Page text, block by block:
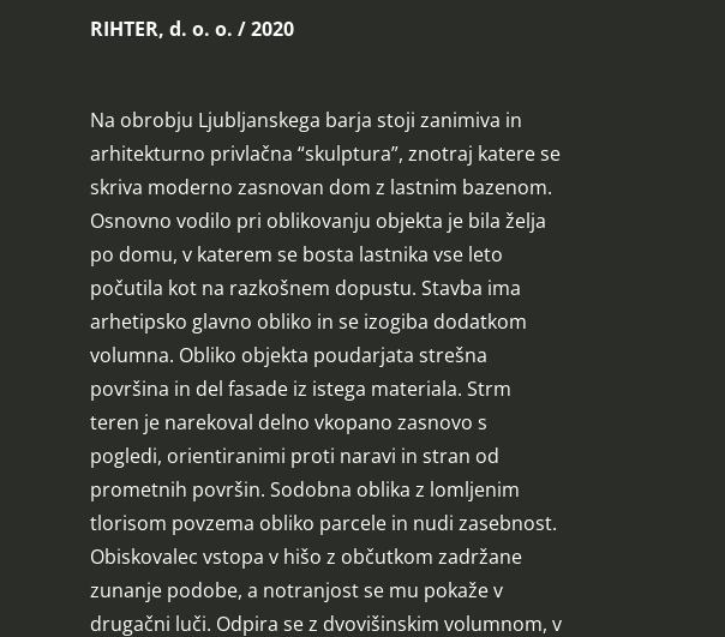
RIHTER, d. o. o. / 2020
Na obrobju Ljubljanskega barja stoji zanimiva in
arhitekturno privlačna “skulptura”, znotraj katere se
skriva moderno zasnovan dom z lastnim bazenom.
Osnovno vodilo pri oblikovanju objekta je bila želja
po domu, v katerem se bosta lastnika vse leto
počutila kot na razkošnem dopustu. Stavba ima
arhetipsko glavno obliko in se izogiba dodatkom
volumna. Obliko objekta poudarjata strešna
površina in del fasade iz istega materiala. Strm
teren je narekoval delno vkopano zasnovo s
pogledi, orientiranimi proti naravi in stran od
prometnih površin. Sodobna oblika z lomljenim
tlorisom povzema obliko parcele in nudi zasebnost.
Obiskovalec vstopa v hišo z občutkom zadržane
zunanje podobe, a notranjost se mu pokaže v
drugačni luči. Odpira se z dvovišinskim volumnom, v